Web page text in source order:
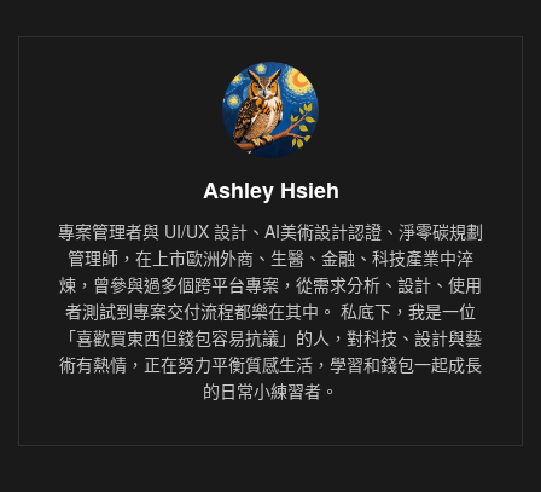
Ashley Hsieh
專案管理者與 UI/UX 設計、AI美術設計認證、淨零碳規劃
管理師，在上市歐洲外商、生醫、金融、科技產業中淬
煉，曾參與過多個跨平台專案，從需求分析、設計、使用
者測試到專案交付流程都樂在其中。 私底下，我是一位
「喜歡買東西但錢包容易抗議」的人，對科技、設計與藝
術有熱情，正在努力平衡質感生活，學習和錢包一起成長
的日常小練習者。